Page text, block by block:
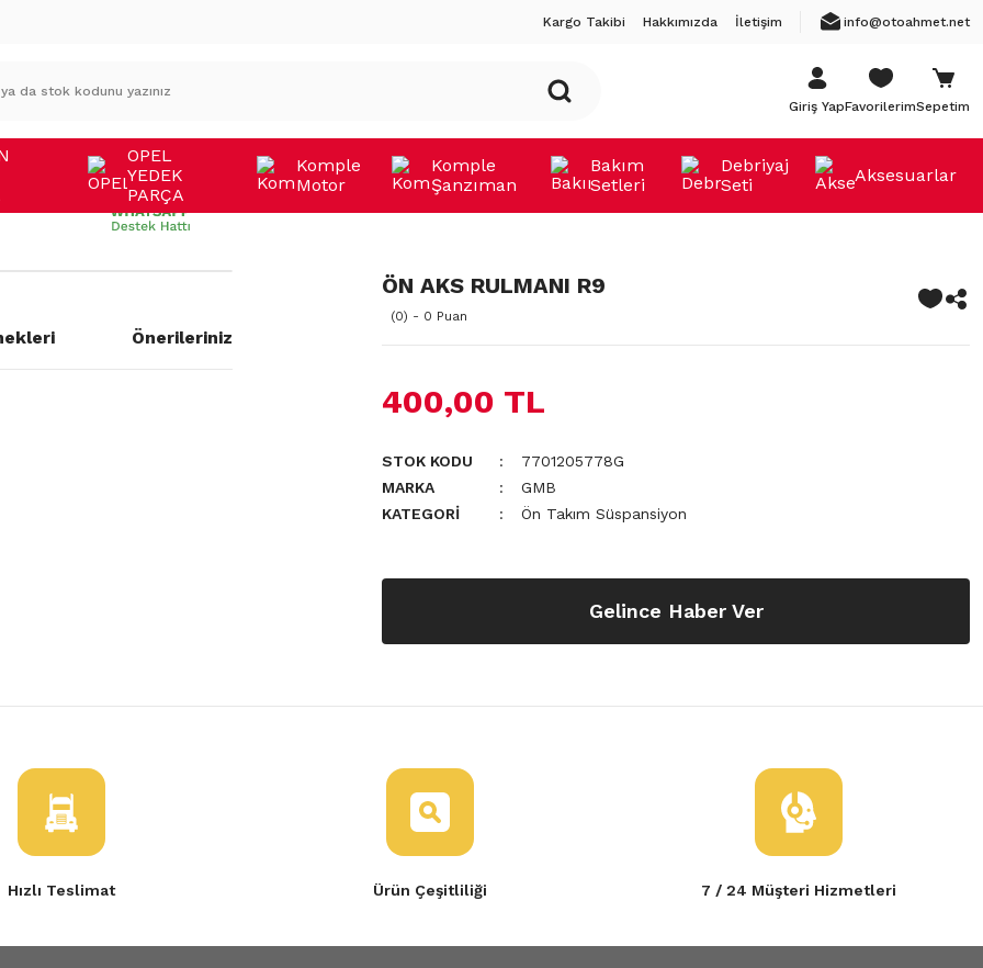
Kargo Takibi Hakkımızda İletişim info@otoahmet.net
Giriş YapFavorilerimSepetim
OPEL
YEDEK
PARÇA
Komple
Motor
Komple
Şanzıman
Bakım
Setleri
Debriyaj
Seti
Aksesuarlar
Önerileriniz
ÖN AKS RULMANI R9
(0) - 0 Puan
400,00 TL
STOK KODU
7701205778G
MARKA
GMB
KATEGORI
Ön Takım Süspansiyon
Gelince Haber Ver
Hızlı Teslimat Ürün Çeşitliliği 7 / 24 Müşteri Hizmetleri